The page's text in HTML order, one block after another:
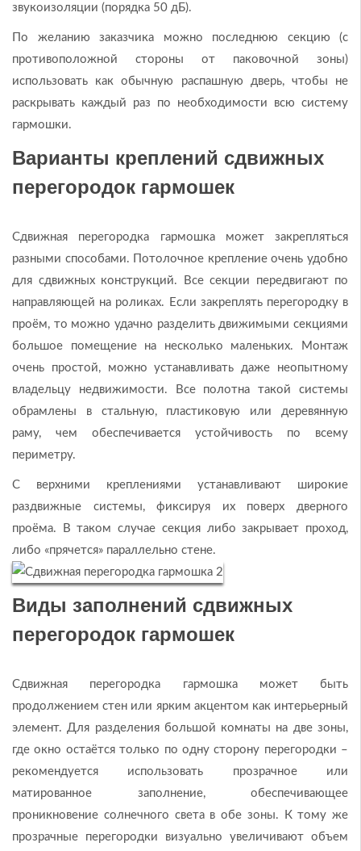
звукоизоляции (порядка 50 дБ).
По желанию заказчика можно последнюю секцию (с
противоположной стороны от паковочной зоны)
использовать как обычную распашную дверь, чтобы не
раскрывать каждый раз по необходимости всю систему
гармошки.
Варианты креплений сдвижных
перегородок гармошек
Сдвижная перегородка гармошка может закрепляться
разными способами. Потолочное крепление очень удобно
для сдвижных конструкций. Все секции передвигают по
направляющей на роликах. Если закреплять перегородку в
проём, то можно удачно разделить движимыми секциями
большое помещение на несколько маленьких. Монтаж
очень простой, можно устанавливать даже неопытному
владельцу недвижимости. Все полотна такой системы
обрамлены в стальную, пластиковую или деревянную
раму, чем обеспечивается устойчивость по всему
периметру.
С верхними креплениями устанавливают широкие
раздвижные системы, фиксируя их поверх дверного
проёма. В таком случае секция либо закрывает проход,
либо «прячется» параллельно стене.
Виды заполнений сдвижных
перегородок гармошек
Сдвижная перегородка гармошка может быть
продолжением стен или ярким акцентом как интерьерный
элемент. Для разделения большой комнаты на две зоны,
где окно остаётся только по одну сторону перегородки –
рекомендуется использовать прозрачное или
матированное заполнение, обеспечивающее
проникновение солнечного света в обе зоны. К тому же
прозрачные перегородки визуально увеличивают объем